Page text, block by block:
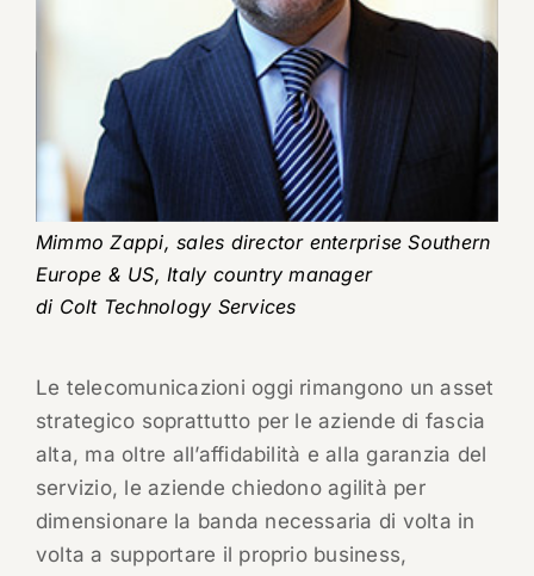
Mimmo Zappi, sales director enterprise Southern
Europe & US, Italy country manager
di Colt Technology Services
Le telecomunicazioni oggi rimangono un asset
strategico soprattutto per le aziende di fascia
alta, ma oltre all’affidabilità e alla garanzia del
servizio, le aziende chiedono agilità per
dimensionare la banda necessaria di volta in
volta a supportare il proprio business,